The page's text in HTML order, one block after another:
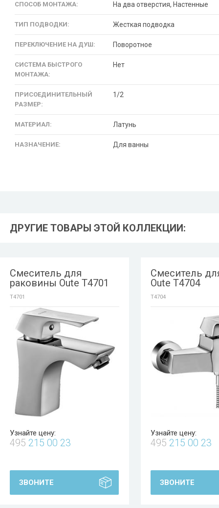
СПОСОБ МОНТАЖА: На два отверстия, Настенные
ТИП ПОДВОДКИ: Жесткая подводка
ПЕРЕКЛЮЧЕНИЕ НА ДУШ: Поворотное
СИСТЕМА БЫСТРОГО
МОНТАЖА:
Нет
ПРИСОЕДИНИТЕЛЬНЫЙ
РАЗМЕР:
1/2
МАТЕРИАЛ: Латунь
НАЗНАЧЕНИЕ: Для ванны
ДРУГИЕ ТОВАРЫ ЭТОЙ КОЛЛЕКЦИИ:
Смеситель для
раковины Oute T4701
T4701
Узнайте цену:
495 215 00 23
ЗВОНИТЕ
Смеситель
Oute T4704
T4704
Узнайте цену:
495 215 00 23
ЗВОНИТЕ